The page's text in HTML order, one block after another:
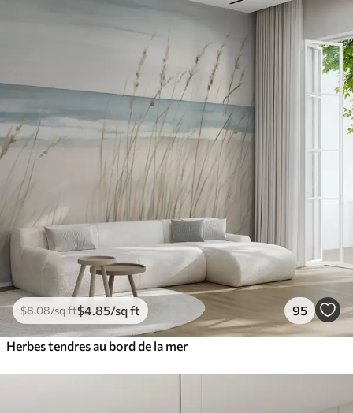
$8.08/sq ft$4 .85/sq ft 95
Herbes tendres au bord de la mer